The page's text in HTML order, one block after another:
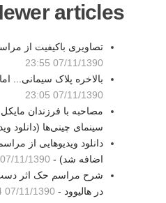
articles:
تصاویری باکیفیت از
07/11/1390 23:55
بالاخره پلاک سیمانی...
07/11/1390 23:05
مصاحبه با فرزندان
سینمای چینی‌ها (دانلود
دانلود ویدیوهایی از
اضافه شد) - 07/11/1390 14:45
شرح مراسم حک اثر
در هالیوود - 07/11/1390 11:14